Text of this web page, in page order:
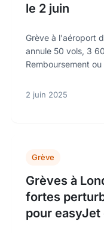
le 2 juin
Grève à l'aéroport
annule 50 vols, 3
Remboursement
2 juin 2025
Grève
Grèves à
fortes
pour easyJet